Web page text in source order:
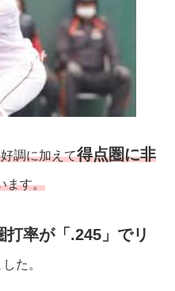
調に加えて得点圏に非
ます。
打率が「.245」でリ
た。